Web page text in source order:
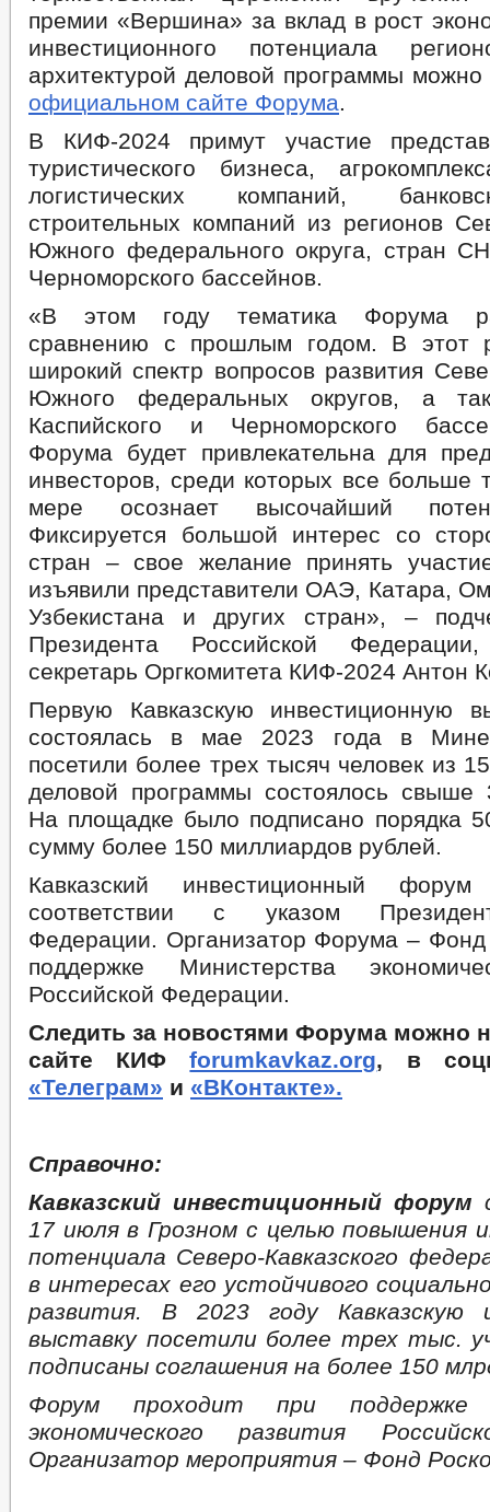
премии «Вершина» за вклад в рост
инвестиционного потенциала
архитектурой деловой программы
официальном сайте Форума.
В КИФ-2024 примут участие
туристического бизнеса,
логистических компаний,
строительных компаний из регионов
Южного федерального округа, стран
Черноморского бассейнов.
«В этом году тематика Форума
сравнению с прошлым годом. В этот
широкий спектр вопросов развития
Южного федеральных округов, а
Каспийского и Черноморского
Форума будет привлекательна для
инвесторов, среди которых все больше
мере осознает высочайший
Фиксируется большой интерес со
стран – свое желание принять
изъявили представители ОАЭ, Катара,
Узбекистана и других стран», –
Президента Российской Федерации,
секретарь Оргкомитета КИФ-2024 Антон
Первую Кавказскую инвестиционную
состоялась в мае 2023 года в
посетили более трех тысяч человек из
деловой программы состоялось свыше
На площадке было подписано порядка
сумму более 150 миллиардов рублей.
Кавказский инвестиционный
соответствии с указом
Федерации. Организатор Форума – Фонд
поддержке Министерства
Российской Федерации.
Следить за новостями Форума можно
сайте КИФforumkavkaz.org, в
«Телеграм» и «ВКонтакте».
Справочно:
Кавказский инвестиционный форум
17 июля в Грозном с целью повышения
потенциала Северо-Кавказского
в интересах его устойчивого
развития. В 2023 году Кавказскую
выставку посетили более трех тыс.
подписаны соглашения на более 150
Форум проходит при поддержке
экономического развития
Организатор мероприятия – Фонд